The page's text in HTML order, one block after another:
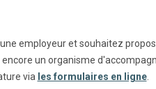
employeur et souhaitez
un organisme
via les formulaires en ligne.